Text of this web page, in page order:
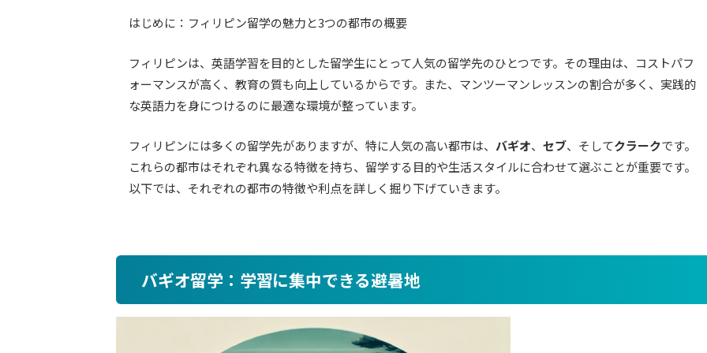
はじめに：フィリピン留学の魅力と3つの都市の概要
フィリピンは、英語学習を目的とした留学生にとって人気の留学先のひとつです。その理由は、コストパフ
ォーマンスが高く、教育の質も向上しているからです。また、マンツーマンレッスンの割合が多く、実践的
な英語力を身につけるのに最適な環境が整っています。
フィリピンには多くの留学先がありますが、特に人気の高い都市は、 バギオ、 セブ、そしてクラークです。
これらの都市はそれぞれ異なる特徴を持ち、留学する目的や生活スタイルに合わせて選ぶことが重要です。
以下では、それぞれの都市の特徴や利点を詳しく掘り下げていきます。
バギオ留学：学習に集中できる避暑地